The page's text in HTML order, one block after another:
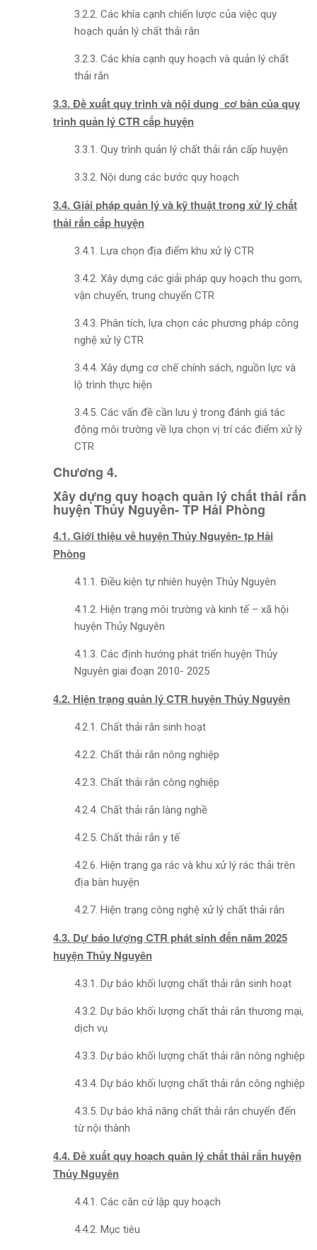
3.2.2. Các khía cạnh chiến lược của việc quy
hoạch quản lý chất thải rắn
3.2.3. Các khía cạnh quy hoạch và quản lý chất
thải rắn
3.3. Đề xuất quy trình và nội dung cơ bản của quy
trình quản lý CTR cấp huyện
3.3.1. Quy trình quản lý chất thải rắn cấp huyện
3.3.2. Nội dung các bước quy hoạch
3.4. Giải pháp quản lý và kỹ thuật trong xử lý chất
thải rắn cấp huyện
3.4.1. Lựa chọn địa điểm khu xử lý CTR
3.4.2. Xây dựng các giải pháp quy hoạch thu gom,
vận chuyển, trung chuyển CTR
3.4.3. Phân tích, lựa chọn các phương pháp công
nghệ xử lý CTR
3.4.4. Xây dựng cơ chế chính sách, nguồn lực và
lộ trình thực hiện
3.4.5. Các vấn đề cần lưu ý trong đánh giá tác
động môi trường về lựa chọn vị trí các điểm xử lý
CTR
Chương 4.
Xây dựng quy hoạch quản lý chất thải rắn
huyện Thủy Nguyên- TP Hải Phòng
4.1. Giới thiệu về huyện Thủy Nguyên- tp Hải
Phòng
4.1.1. Điều kiện tự nhiên huyện Thủy Nguyên
4.1.2. Hiện trạng môi trường và kinh tế – xã hội
huyện Thủy Nguyên
4.1.3. Các định hướng phát triển huyện Thủy
Nguyên giai đoạn 2010- 2025
4.2. Hiện trạng quản lý CTR huyện Thủy Nguyên
4.2.1. Chất thải rắn sinh hoạt
4.2.2. Chất thải rắn nông nghiệp
4.2.3. Chất thải rắn công nghiệp
4.2.4. Chất thải rắn làng nghề
4.2.5. Chất thải rắn y tế
4.2.6. Hiện trạng ga rác và khu xử lý rác thải trên
địa bàn huyện
4.2.7. Hiện trạng công nghệ xử lý chất thải rắn
4.3. Dự báo lượng CTR phát sinh đến năm 2025
huyện Thủy Nguyên
4.3.1. Dự báo khối lượng chất thải rắn sinh hoạt
4.3.2. Dự báo khối lượng chất thải rắn thương mại,
dịch vụ
4.3.3. Dự báo khối lượng chất thải rắn nông nghiệp
4.3.4. Dự báo khối lượng chất thải rắn công nghiệp
4.3.5. Dự báo khả năng chất thải rắn chuyển đến
từ nội thành
4.4. Đề xuất quy hoạch quản lý chất thải rắn huyện
Thủy Nguyên
4.4.1. Các căn cứ lập quy hoạch
4.4.2. Mục tiêu